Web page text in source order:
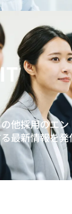
他採用のエ
最新情報を